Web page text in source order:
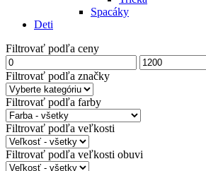
Spacáky
Deti
Filtrovať podľa ceny
Minimálna
cena
Maximálna
cena
Filtrovať podľa značky
Filtrovať podľa farby
Filtrovať podľa veľkosti
Filtrovať podľa veľkosti obuvi